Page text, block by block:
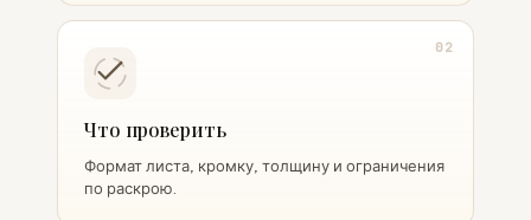
02
Что проверить
Формат листа, кромку, толщину и ограничения
по раскрою.